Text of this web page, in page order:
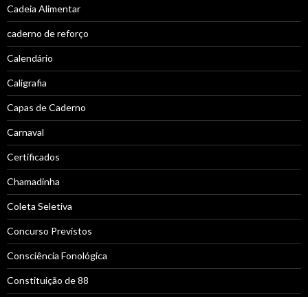
Cadeia Alimentar
caderno de reforço
Calendário
Caligrafia
Capas de Caderno
Carnaval
Certificados
Chamadinha
Coleta Seletiva
Concurso Previstos
Consciência Fonológica
Constituição de 88